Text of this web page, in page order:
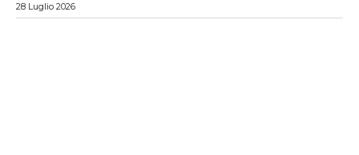
28 Luglio 2026